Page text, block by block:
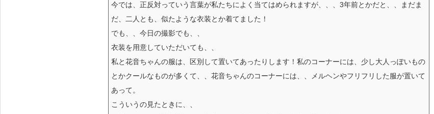
今では、正反対っていう言葉が私たちによく当てはめられますが、、、3年前とかだと、、まだま
だ、二人とも、似たような衣装とか着てました！
でも、、今日の撮影でも、、
衣装を用意していただいても、、
私と花音ちゃんの服は、区別して置いてあったりします！私のコーナーには、少し大人っぽいもの
とかクールなものが多くて、、花音ちゃんのコーナーには、、メルヘンやフリフリした服が置いて
あって。
こういうの見たときに、、